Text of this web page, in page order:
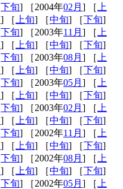
下旬] ［2004年02月 ] ［ 上
] ［ 上旬] ［中旬] ［下旬]
下旬] ［2003年11月 ] ［ 上
] ［ 上旬] ［中旬] ［下旬]
下旬] ［2003年08月 ] ［ 上
] ［ 上旬] ［中旬] ［下旬]
下旬] ［2003年05月 ] ［ 上
] ［ 上旬] ［中旬] ［下旬]
下旬] ［2003年02月 ] ［ 上
] ［ 上旬] ［中旬] ［下旬]
下旬] ［2002年11月 ] ［ 上
] ［ 上旬] ［中旬] ［下旬]
下旬] ［2002年08月 ] ［ 上
] ［ 上旬] ［中旬] ［下旬]
下旬] ［2002年05月 ] ［ 上